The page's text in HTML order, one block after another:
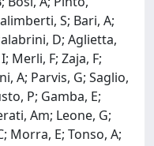
S; Bari, A;
D; Aglietta,
Merli, F; Zaja, F;
A; Parvis, G; Saglio,
P; Gamba, E;
Am; Leone, G;
Morra, E; Tonso, A;